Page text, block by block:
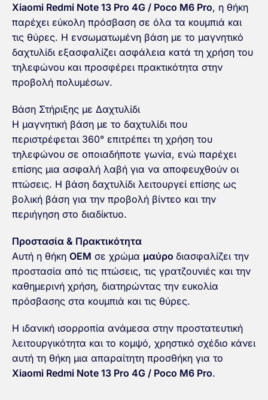
Xiaomi Redmi Note 13 Pro 4G / Poco M6 Pro, η θήκη
παρέχει εύκολη πρόσβαση σε όλα τα κουμπιά και
τις θύρες. Η ενσωματωμένη βάση με το μαγνητικό
δαχτυλίδι εξασφαλίζει ασφάλεια κατά τη χρήση του
τηλεφώνου και προσφέρει πρακτικότητα στην
προβολή πολυμέσων.
Βάση Στήριξης με Δαχτυλίδι
Η μαγνητική βάση με το δαχτυλίδι που
περιστρέφεται 360° επιτρέπει τη χρήση του
τηλεφώνου σε οποιαδήποτε γωνία, ενώ παρέχει
επίσης μια ασφαλή λαβή για να αποφευχθούν οι
πτώσεις. Η βάση δαχτυλίδι λειτουργεί επίσης ως
βολική βάση για την προβολή βίντεο και την
περιήγηση στο διαδίκτυο.
Προστασία & Πρακτικότητα
Αυτή η θήκη OEM σε χρώμα μαύρο διασφαλίζει την
προστασία από τις πτώσεις, τις γρατζουνιές και την
καθημερινή χρήση, διατηρώντας την ευκολία
πρόσβασης στα κουμπιά και τις θύρες.
Η ιδανική ισορροπία ανάμεσα στην προστατευτική
λειτουργικότητα και το κομψό, χρηστικό σχέδιο κάνει
αυτή τη θήκη μια απαραίτητη προσθήκη για το
Xiaomi Redmi Note 13 Pro 4G / Poco M6 Pro.